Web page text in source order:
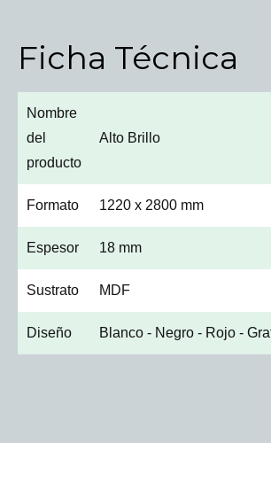
Ficha Técnica
Nombre
del
producto
Alto Brillo
Formato 1220 x 2800 mm
Espesor 18 mm
Sustrato MDF
Diseño Blanco - Negro - Rojo -